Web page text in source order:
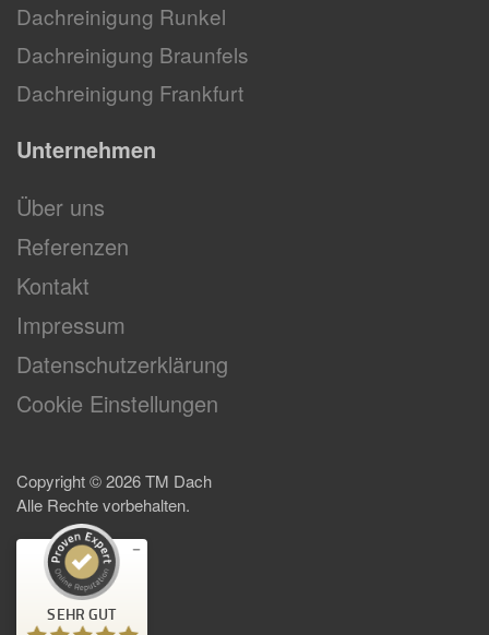
Dachreinigung Runkel
Dachreinigung Braunfels
Dachreinigung Frankfurt
Unternehmen
Über uns
Referenzen
Kontakt
Impressum
Datenschutzerklärung
Cookie Einstellungen
Copyright ©2026TM Dach
Alle Rechte vorbehalten.
SEHR GUT
Kundenbewertungen und Erfahrungen zu